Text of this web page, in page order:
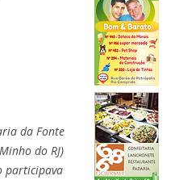
da Fonte
do RJ)
participava